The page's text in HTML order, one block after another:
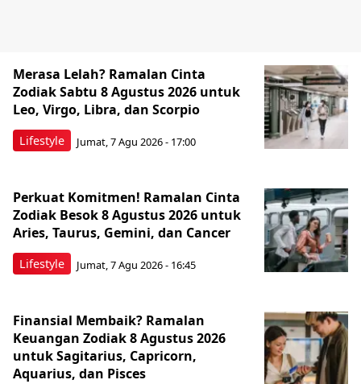
Lifestyle
Merasa Lelah? Ramalan Cinta
Zodiak Sabtu 8 Agustus 2026 untuk
Leo, Virgo, Libra, dan Scorpio
Jumat, 7 Agu 2026 - 17:00
Lifestyle
Perkuat Komitmen! Ramalan Cinta
Zodiak Besok 8 Agustus 2026 untuk
Aries, Taurus, Gemini, dan Cancer
Jumat, 7 Agu 2026 - 16:45
Finansial Membaik? Ramalan
Keuangan Zodiak 8 Agustus 2026
untuk Sagitarius, Capricorn,
Aquarius, dan Pisces